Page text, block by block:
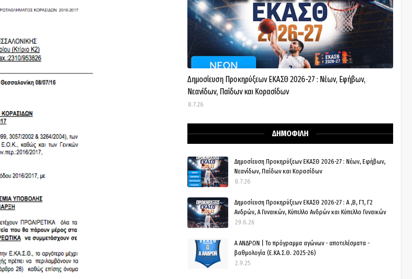
Δημοσίευση Προκηρύξεων ΕΚΑΣΘ 2026-27 : Νέων, Εφήβων,
Νεανίδων, Παίδων και Κορασίδων
8.7.26
ΔΗΜΟΦΙΛΗ
Δημοσίευση Προκηρύξεων ΕΚΑΣΘ 2026-27 : Νέων, Εφήβων,
Νεανίδων, Παίδων και Κορασίδων
8.7.26
Δημοσίευση Προκηρύξεων ΕΚΑΣΘ 2026-27 : Α ,Β, Γ1, Γ2
Ανδρών, Α Γυναικών, Κύπελλο Ανδρών και Κύπελλο Γυναικών
29.6.26
Α ΑΝΔΡΩΝ | Το πρόγραμμα αγώνων - αποτελέσματα -
βαθμολογία (Ε.ΚΑ.Σ.Θ. 2025-26)
2.9.25